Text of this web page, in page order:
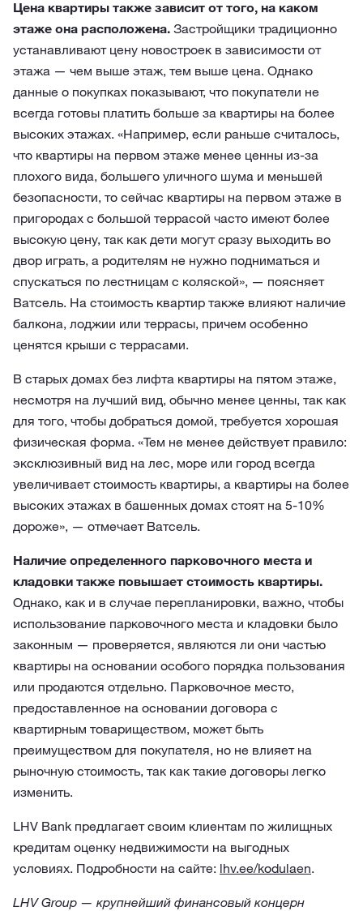
Цена квартиры также зависит от того, на каком
этаже она расположена. Застройщики традиционно
устанавливают цену новостроек в зависимости от
этажа — чем выше этаж, тем выше цена. Однако
данные о покупках показывают, что покупатели не
всегда готовы платить больше за квартиры на более
высоких этажах. «Например, если раньше считалось,
что квартиры на первом этаже менее ценны из-за
плохого вида, большего уличного шума и меньшей
безопасности, то сейчас квартиры на первом этаже в
пригородах с большой террасой часто имеют более
высокую цену, так как дети могут сразу выходить во
двор играть, а родителям не нужно подниматься и
спускаться по лестницам с коляской», — поясняет
Ватсель. На стоимость квартир также влияют наличие
балкона, лоджии или террасы, причем особенно
ценятся крыши с террасами.
В старых домах без лифта квартиры на пятом этаже,
несмотря на лучший вид, обычно менее ценны, так как
для того, чтобы добраться домой, требуется хорошая
физическая форма. «Тем не менее действует правило:
эксклюзивный вид на лес, море или город всегда
увеличивает стоимость квартиры, а квартиры на более
высоких этажах в башенных домах стоят на 5-10%
дороже», — отмечает Ватсель.
Наличие определенного парковочного места и
кладовки также повышает стоимость квартиры.
Однако, как и в случае перепланировки, важно, чтобы
использование парковочного места и кладовки было
законным — проверяется, являются ли они частью
квартиры на основании особого порядка пользования
или продаются отдельно. Парковочное место,
предоставленное на основании договора с
квартирным товариществом, может быть
преимуществом для покупателя, но не влияет на
рыночную стоимость, так как такие договоры легко
изменить.
LHV Bank предлагает своим клиентам по жилищных
кредитам оценку недвижимости на выгодных
условиях. Подробности на сайте: lhv.ee/kodulaen.
LHV Group — крупнейший финансовый концерн